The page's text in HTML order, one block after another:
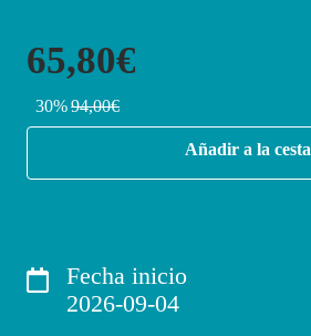
65,80€
30%94,00€
Añadir a la cesta
Fecha inicio
2026-09-04